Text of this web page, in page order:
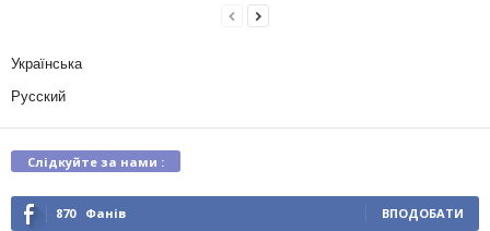
Українська
Русский
Слідкуйте за нами :
870 Фанів ВПОДОБАТИ